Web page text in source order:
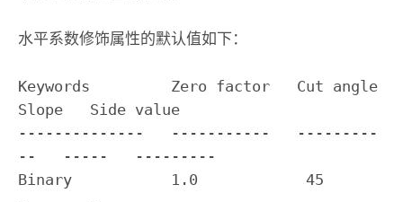
水平系数修饰属性的默认值如下：
Keywords         Zero factor   Cut angle
Slope   Side value
--------------   -----------   ---------
--   -----   ---------
Binary           1.0            45